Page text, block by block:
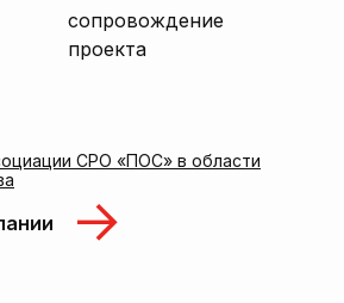
сопровождение
проекта
СРО «ПОС» в области